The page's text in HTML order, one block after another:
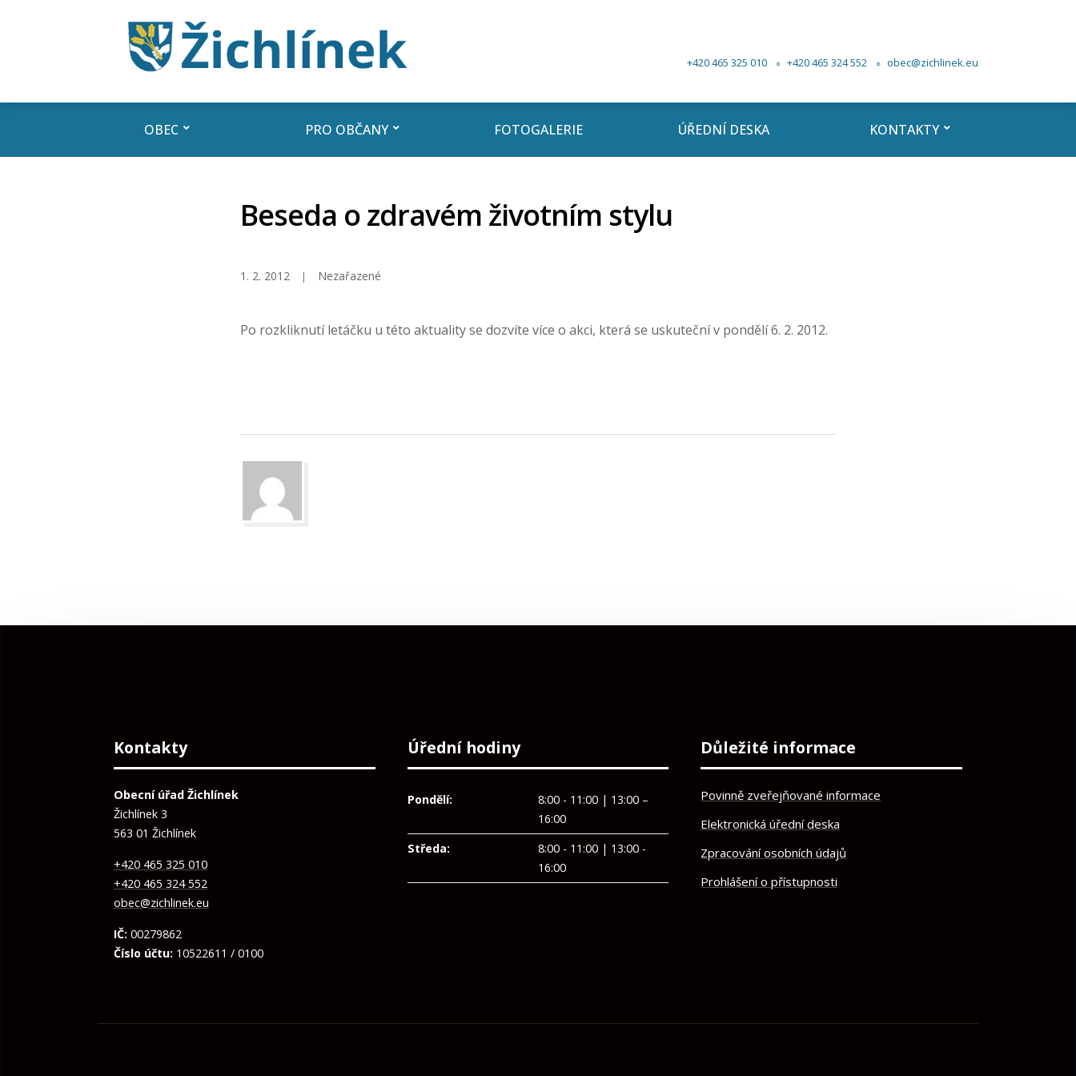
+420 465 325 010 +420 465 324 552 obec@zichlinek.eu
OBEC PRO OBČANY FOTOGALERIE ÚŘEDNÍ DESKA KONTAKTY
Beseda o zdravém životním stylu
1. 2. 2012 Nezařazené
Po rozkliknutí letáčku u této aktuality se dozvíte více o akci, která se uskuteční v pondělí 6. 2. 2012.
Kontakty
Obecní úřad Žichlínek
Žichlínek 3
563 01 Žichlínek
+420 465 325 010
+420 465 324 552
obec@zichlinek.eu
IČ: 00279862
Číslo účtu: 10522611 / 0100
Úřední hodiny
Pondělí:
8:00 - 11:00 | 13:00 –
16:00
Středa:
8:00 - 11:00 | 13:00 -
16:00
Důležité informace
Povinně zveřejňované informace
Elektronická úřední deska
Zpracování osobních údajů
Prohlášení o přístupnosti